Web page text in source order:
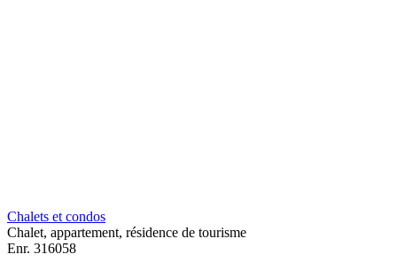
Chalets et condos
Chalet, appartement, résidence de tourisme
Enr. 316058